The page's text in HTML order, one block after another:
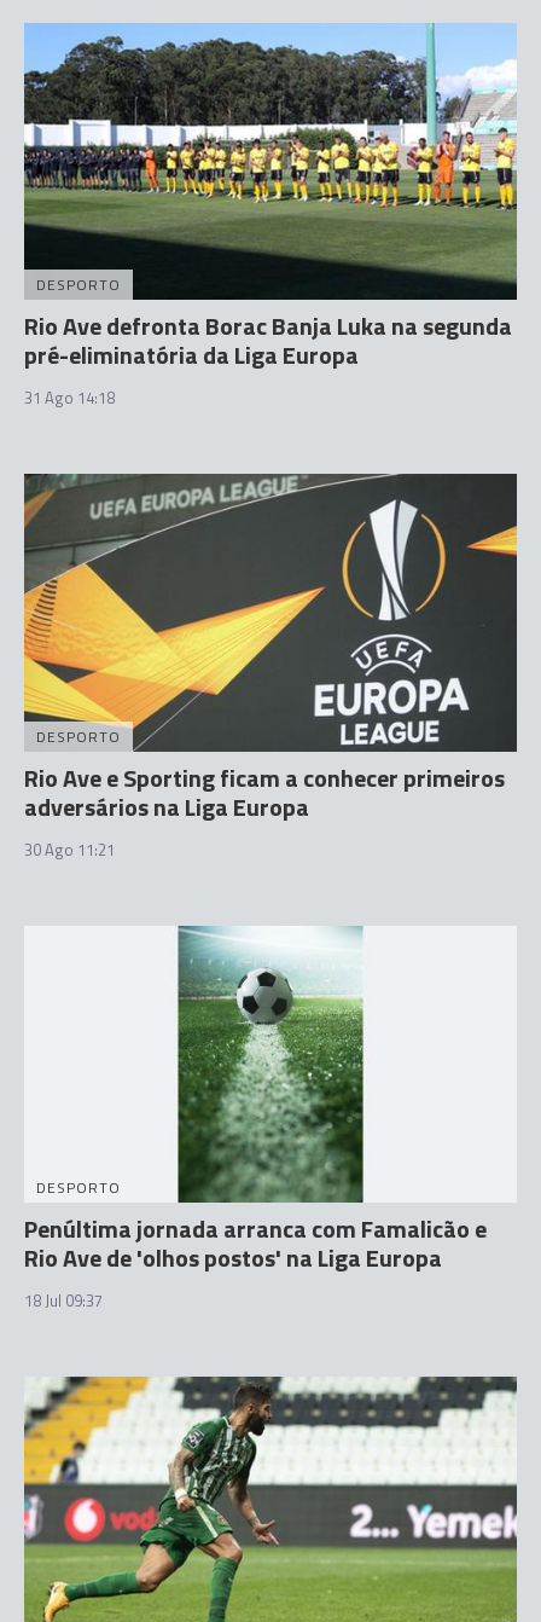
DESPORTO
Rio Ave defronta Borac Banja Luka na segunda
pré-eliminatória da Liga Europa
31 Ago 14:18
DESPORTO
Rio Ave e Sporting ficam a conhecer primeiros
adversários na Liga Europa
30 Ago 11:21
DESPORTO
Penúltima jornada arranca com Famalicão e
Rio Ave de 'olhos postos' na Liga Europa
18 Jul 09:37